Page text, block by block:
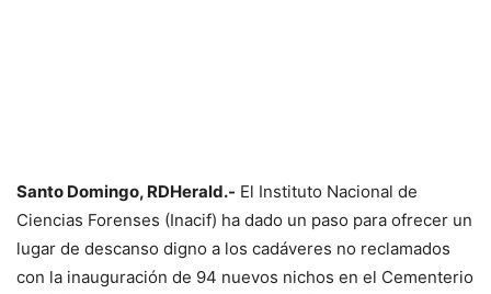
Santo Domingo, RDHerald.- El Instituto Nacional de
Ciencias Forenses (Inacif) ha dado un paso para ofrecer un
lugar de descanso digno a los cadáveres no reclamados
con la inauguración de 94 nuevos nichos en el Cementerio